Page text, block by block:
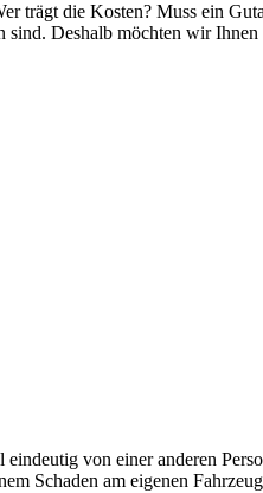
trägt die Kosten? Muss ein
Deshalb möchten wir
von einer anderen
Schaden am eigenen